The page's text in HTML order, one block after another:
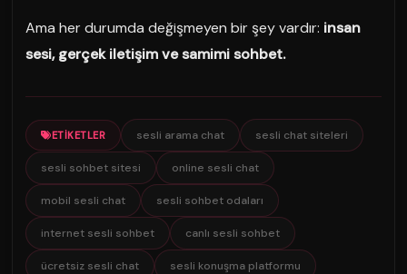
Ama her durumda değişmeyen bir şey vardır: insan
sesi, gerçek iletişim ve samimi sohbet.
ETIKETLER sesli arama chat sesli chat siteleri
sesli sohbet sitesi online sesli chat
mobil sesli chat sesli sohbet odaları
internet sesli sohbet canlı sesli sohbet
ücretsiz sesli chat sesli konuşma platformu